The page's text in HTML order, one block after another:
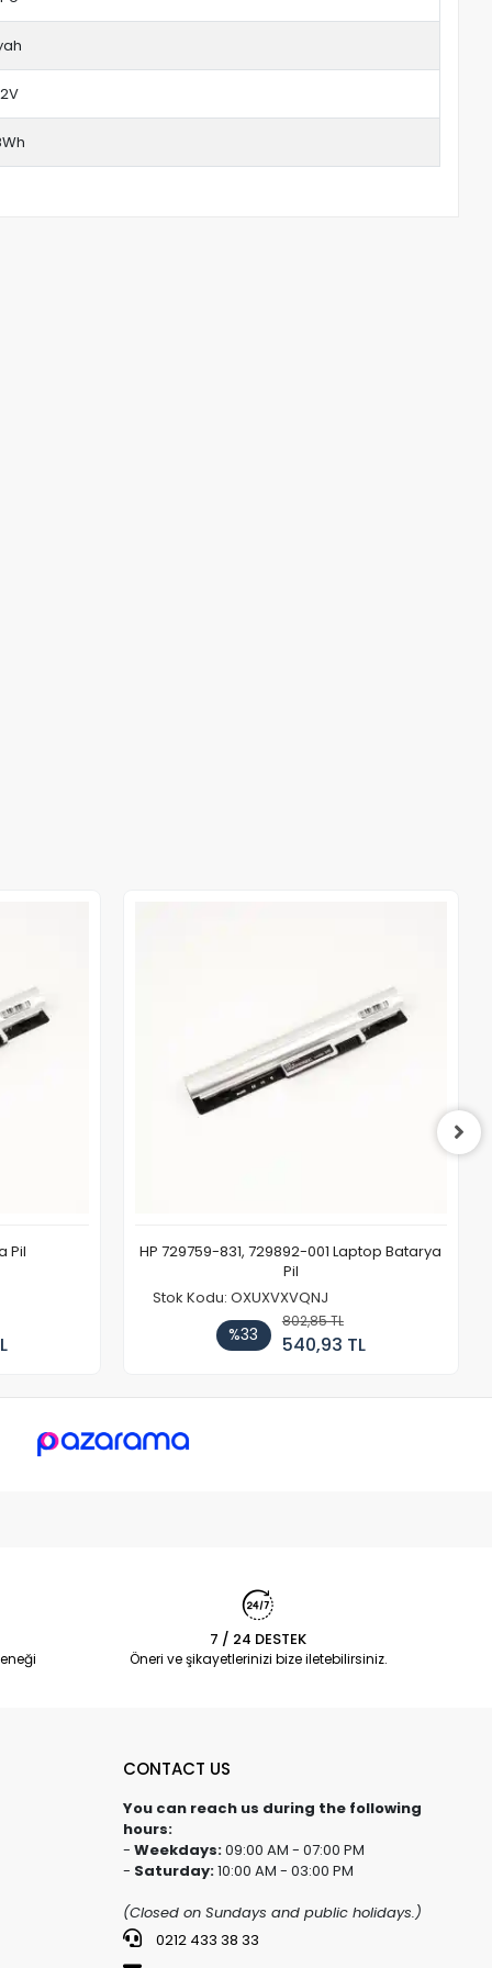
Pil
HP 729759-831, 729892-001 Laptop Batarya
Pil
Stok Kodu: OXUXVXVQNJ
%33
802,85 TL
540,93 TL
7 / 24 DESTEK
Öneri ve şikayetlerinizi bize iletebilirsiniz.
CONTACT US
You can reach us during the following
hours:
- Weekdays:09:00 AM - 07:00 PM
- Saturday:10:00 AM - 03:00 PM
(Closed on Sundays and public holidays.)
0212 433 38 33